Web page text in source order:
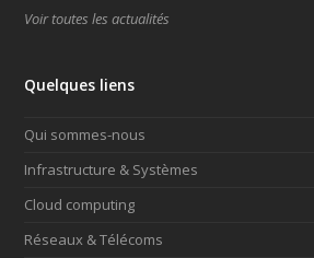
Voir toutes les actualités
Quelques liens
Qui sommes-nous
Infrastructure & Systèmes
Cloud computing
Réseaux & Télécoms